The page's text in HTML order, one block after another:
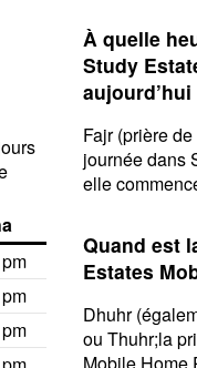
À quelle
Study
aujourd’hui
Fajr (prière
journée dans
elle
Quand est
Estates
Dhuhr
ou Thuhr;la